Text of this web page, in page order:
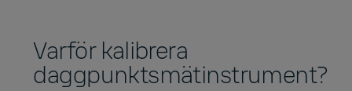
Varför kalibrera
daggpunktsmätinstrument?